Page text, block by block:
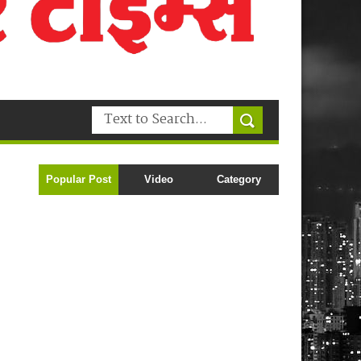
Popular Post Video Category